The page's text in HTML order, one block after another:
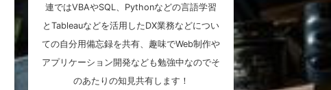
連ではVBAやSQL、Pythonなどの言語学習
とTableauなどを活用したDX業務などについ
ての自分用備忘録を共有、趣味でWeb制作や
アプリケーション開発なども勉強中なのでそ
のあたりの知見共有します！